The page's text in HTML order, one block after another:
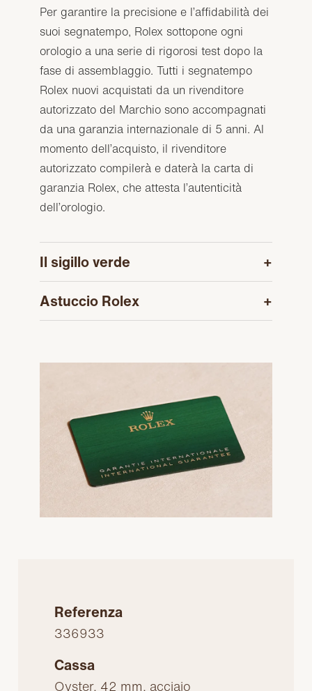
Per garantire la precisione e l’affidabilità dei
suoi segnatempo, Rolex sottopone ogni
orologio a una serie di rigorosi test dopo la
fase di assemblaggio. Tutti i segnatempo
Rolex nuovi acquistati da un rivenditore
autorizzato del Marchio sono accompagnati
da una garanzia internazionale di 5 anni. Al
momento dell’acquisto, il rivenditore
autorizzato compilerà e daterà la carta di
garanzia Rolex, che attesta l’autenticità
dell’orologio.
Il sigillo verde
Astuccio Rolex
Referenza
336933
Cassa
Oyster, 42 mm, acciaio